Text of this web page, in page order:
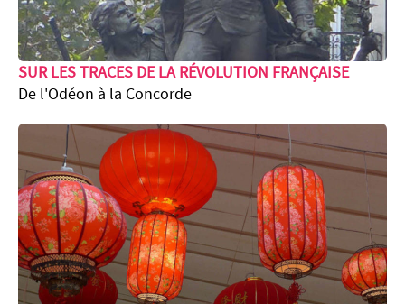
SUR LES TRACES DE LA RÉVOLUTION FRANÇAISE
De l'Odéon à la Concorde